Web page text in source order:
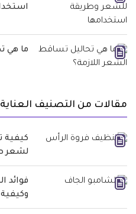
ما هي
مقالات من التصنيف
كيفية
لشعر
فوائد